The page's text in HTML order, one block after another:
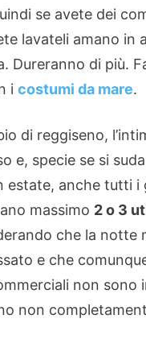
se avete dei
lavateli amano in
Dureranno di più.
i costumi da mare.
di reggiseno,
e, specie se si
estate, anche tutti i
massimo 2 o 3
che la notte
e che
non sono
non